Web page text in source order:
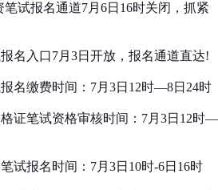
试报名通道7月6日16时关闭，抓紧
名入口7月3日开放，报名通道直达!
名缴费时间：7月3日12时—8日24时
证笔试资格审核时间：7月3日12时—
试报名时间：7月3日10时-6日16时